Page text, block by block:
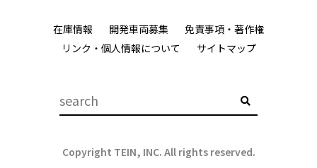
在庫情報 開発車両募集
免責事項・著作権
リンク・個人情報について
サイトマップ
Copyright TEIN, INC. All rights reserved.